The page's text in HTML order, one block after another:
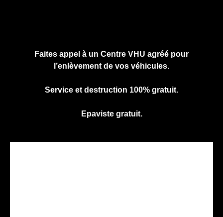
Faites appel à un Centre VHU agréé pour
l’enlèvement de vos véhicules.
Service et destruction 100% gratuit.
Epaviste gratuit.